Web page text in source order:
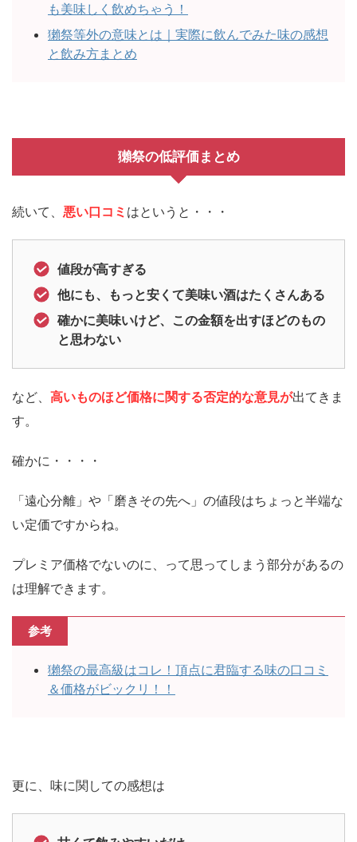
も美味しく飲めちゃう！
獺祭等外の意味とは｜実際に飲んでみた味の感想
と飲み方まとめ
獺祭の低評価まとめ
続いて、 悪い口コミ はというと・・・
値段が高すぎる
他にも、もっと安くて美味い酒はたくさんある
確かに美味いけど、この金額を出すほどのもの
と思わない
など、 高いものほど価格に関する否定的な意見が出てきま
す。
確かに・・・・
「遠心分離」や「磨きその先へ」の値段はちょっと半端な
い定価ですからね。
プレミア価格でないのに、って思ってしまう部分があるの
は理解できます。
参考
獺祭の最高級はコレ！頂点に君臨する味の口コミ
＆価格がビックリ！！
更に、味に関しての感想は